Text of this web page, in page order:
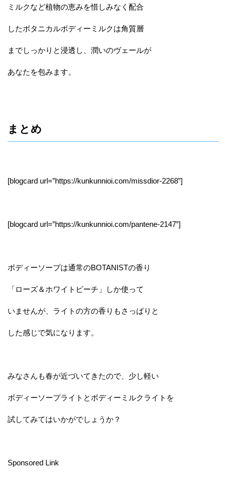
ミルクなど植物の恵みを惜しみなく配合
したボタニカルボディーミルクは角質層
までしっかりと浸透し、潤いのヴェールが
あなたを包みます。
まとめ
[blogcard url=”https://kunkunnioi.com/missdior-2268”]
[blogcard url=”https://kunkunnioi.com/pantene-2147”]
ボディーソープは通常のBOTANISTの香り
「ローズ＆ホワイトピーチ」しか使って
いませんが、ライトの方の香りもさっぱりと
した感じで気になります。
みなさんも春が近づいてきたので、少し軽い
ボディーソープライトとボディーミルクライトを
試してみてはいかがでしょうか？
Sponsored Link